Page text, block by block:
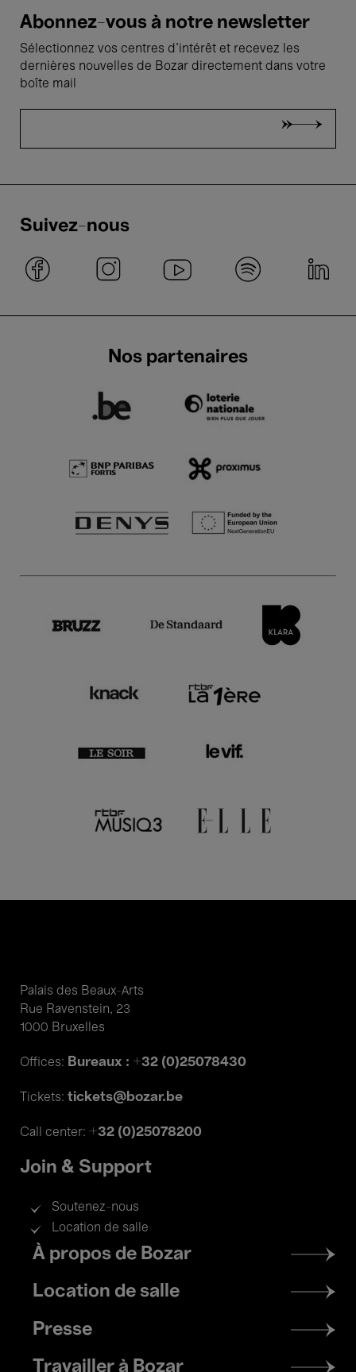
Abonnez-vous à notre newsletter
Sélectionnez vos centres d'intérêt et recevez les
dernières nouvelles de Bozar directement dans votre
boîte mail
Suivez-nous
Nos partenaires
Palais des Beaux-Arts
Rue Ravenstein, 23
1000 Bruxelles
Offices: Bureaux : +32 (0)25078430
Tickets: tickets@bozar.be
Call center: +32 (0)25078200
Join & Support
Soutenez-nous
Location de salle
Footer
menu
À propos de Bozar
Location de salle
Presse
Travailler à Bozar